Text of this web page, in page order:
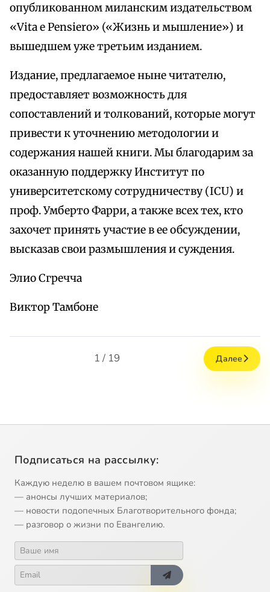
опубликованном миланским издательством
«Vita e Pensiero» («Жизнь и мышление») и
вышедшем уже третьим изданием.
Издание, предлагаемое ныне читателю,
предоставляет возможность для
сопоставлений и толкований, которые могут
привести к уточнению методологии и
содержания нашей книги. Мы благодарим за
оказанную поддержку Институт по
университетскому сотрудничеству (ICU) и
проф. Умберто Фарри, а также всех тех, кто
захочет принять участие в ее обсуждении,
высказав свои размышления и суждения.
Элио Сгречча
Виктор Тамбоне
1 / 19 Далее
Подписаться на рассылку:
Каждую неделю в вашем почтовом ящике:
— анонсы лучших материалов;
— новости подопечных Благотворительного фонда;
— разговор о жизни по Евангелию.